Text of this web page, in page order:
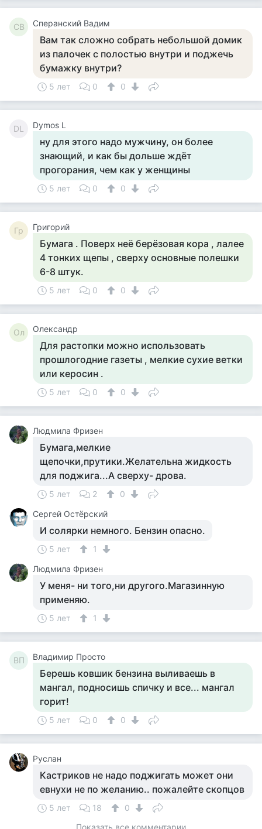
СВ Сперанский Вадим
Вам так сложно собрать небольшой домик
из палочек с полостью внутри и поджечь
бумажку внутри?
5 лет 0 0
DL Dymos L
ну для этого надо мужчину, он более
знающий, и как бы дольше ждёт
прогорания, чем как у женщины
5 лет 0 0
Гр Григорий
Бумага . Поверх неё берёзовая кора , лалее
4 тонких щепы , сверху основные полешки
6-8 штук.
5 лет 0 0
Ол Олександр
Для растопки можно использовать
прошлогодние газеты , мелкие сухие ветки
или керосин .
5 лет 0 0
Людмила Фризен
Бумага,мелкие
щепочки,прутики.Желательна жидкость
для поджига...А сверху- дрова.
5 лет 2
0
Сергей Остёрский
И солярки немного. Бензин опасно.
5 лет
1
Людмила Фризен
У меня- ни того,ни другого.Магазинную
применяю.
5 лет 1
ВП Владимир Просто
Берешь ковшик бензина выливаешь в
мангал, подносишь спичку и все... мангал
горит!
5 лет 0 0
Руслан
Кастриков не надо поджигать может они
евнухи не по желанию.. пожалейте скопцов
5 лет 18
0
Показать все комментарии